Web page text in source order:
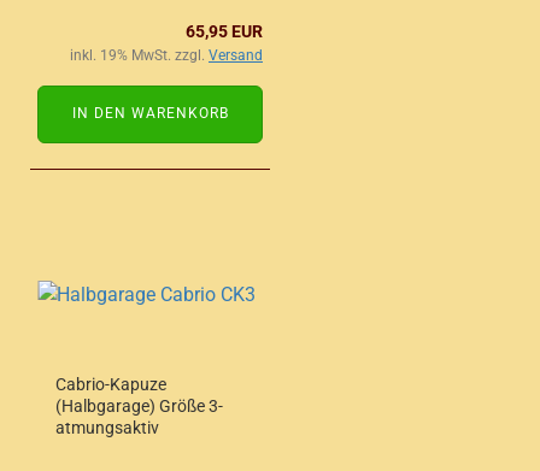
65,95 EUR
inkl. 19% MwSt. zzgl. Versand
IN DEN WARENKORB
Cabrio-Kapuze
(Halbgarage) Größe 3-
atmungsaktiv